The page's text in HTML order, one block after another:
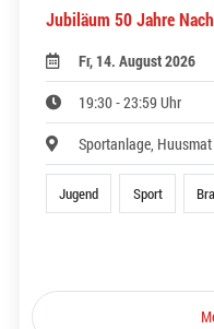
Jubiläum 50 Jahre
Fr, 14. August 2026
19:30 - 23:59 Uhr
Sportanlage,
Jugend Sport